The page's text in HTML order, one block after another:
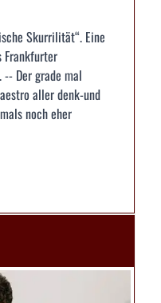
Skurrilität“. Eine
Frankfurter
-- Der grade mal
aller denk-und
noch eher